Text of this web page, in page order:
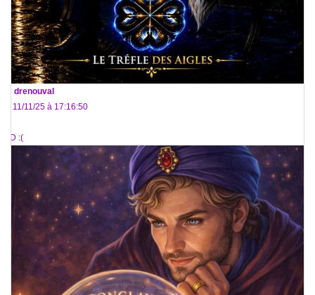
drenouval
Le 11/11/25 à 17:16:50
:) :D :(